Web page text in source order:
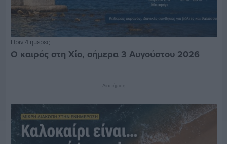
Πριν 4 ημέρες
Ο καιρός στη Χίο, σήμερα 3 Αυγούστου 2026
Διαφήμιση